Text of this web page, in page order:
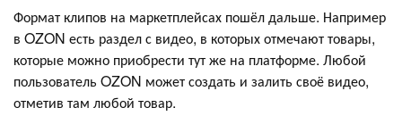
Формат клипов на маркетплейсах пошёл дальше. Например
в OZON есть раздел с видео, в которых отмечают товары,
которые можно приобрести тут же на платформе. Любой
пользователь OZON может создать и залить своё видео,
отметив там любой товар.